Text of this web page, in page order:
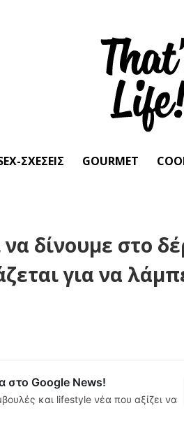
ΣΧΈΣΕΙΣ GOURMET
δίνουμε στο
για να
στο Google News!
και lifestyle νέα που αξίζει να